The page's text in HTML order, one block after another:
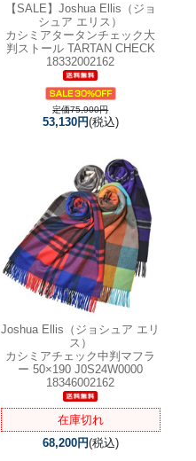
【SALE】 Joshua Ellis（ジョ
シュア エリス）
カシミアタータンチェック大
判ストール TARTAN CHECK
18332002162
定価75,900円
53,130円(税込)
Joshua Ellis（ジョシュア エリ
ス）
カシミアチェック中判マフラ
ー 50×190 J0S24W0000
18346002162
在庫切れ
68,200円(税込)